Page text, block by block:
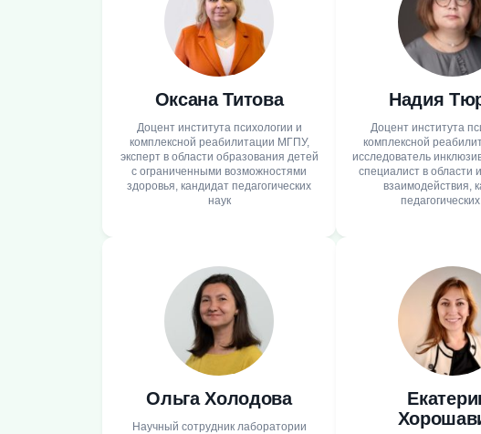
Оксана Титова
Доцент института психологии и
комплексной реабилитации МГПУ,
эксперт в области образования детей
с ограниченными возможностями
здоровья, кандидат педагогических
наук
Надия
Доцент института
комплексной
исследователь
специалист в области
взаимодействия,
Ольга Холодова
Научный сотрудник лаборатории